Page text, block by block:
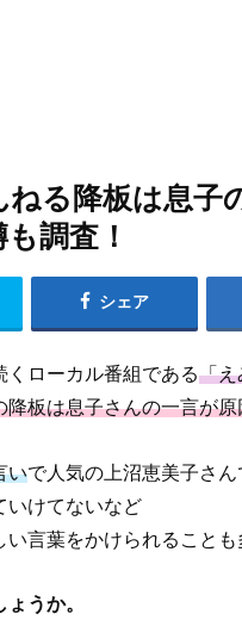
ねる降板は息子
調査！
シェア
くローカル番組である「え
降板は息子さんの一言が
いで人気の上沼恵美子さ
いけてないなど
い言葉をかけられること
うか。